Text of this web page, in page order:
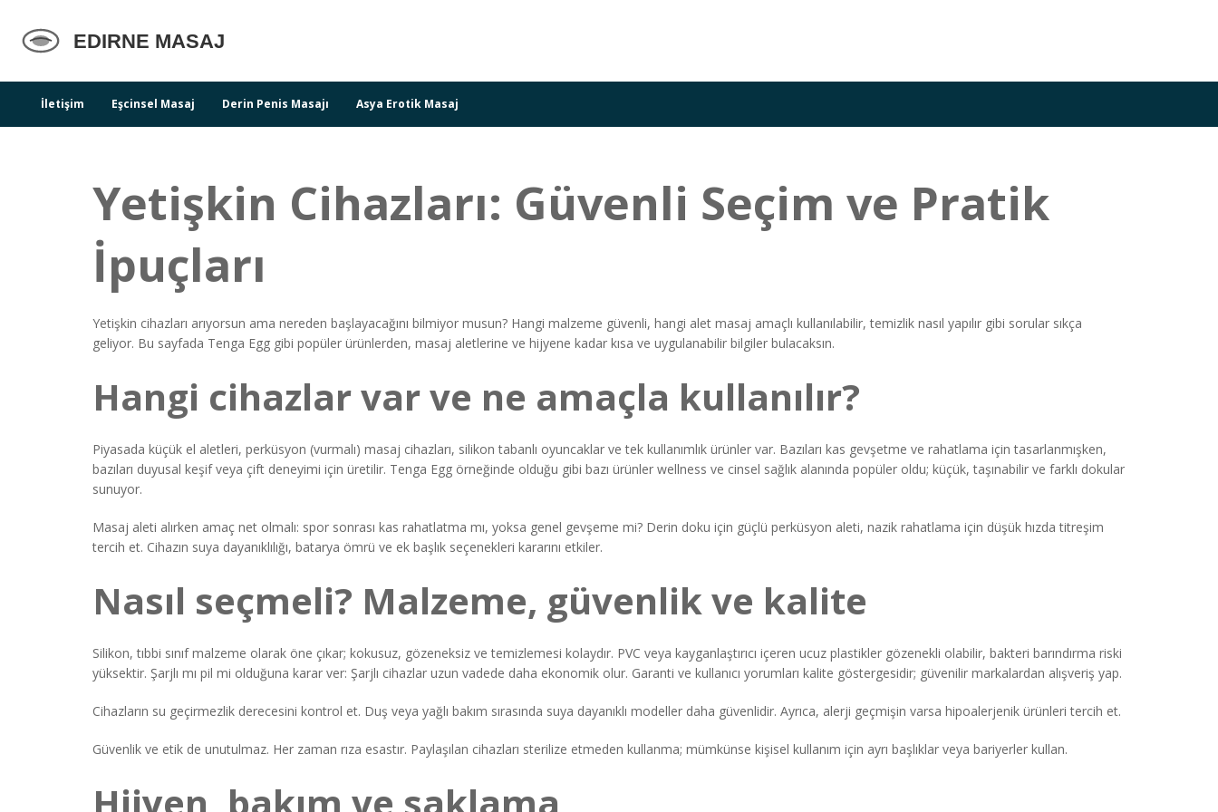
İletişim Eşcinsel Masaj Derin Penis Masajı Asya Erotik Masaj
Yetişkin Cihazları: Güvenli Seçim ve Pratik
İpuçları
Yetişkin cihazları arıyorsun ama nereden başlayacağını bilmiyor musun? Hangi malzeme güvenli, hangi alet masaj amaçlı kullanılabilir, temizlik nasıl yapılır gibi sorular sıkça
geliyor. Bu sayfada Tenga Egg gibi popüler ürünlerden, masaj aletlerine ve hijyene kadar kısa ve uygulanabilir bilgiler bulacaksın.
Hangi cihazlar var ve ne amaçla kullanılır?
Piyasada küçük el aletleri, perküsyon (vurmalı) masaj cihazları, silikon tabanlı oyuncaklar ve tek kullanımlık ürünler var. Bazıları kas gevşetme ve rahatlama için tasarlanmışken,
bazıları duyusal keşif veya çift deneyimi için üretilir. Tenga Egg örneğinde olduğu gibi bazı ürünler wellness ve cinsel sağlık alanında popüler oldu; küçük, taşınabilir ve farklı dokular
sunuyor.
Masaj aleti alırken amaç net olmalı: spor sonrası kas rahatlatma mı, yoksa genel gevşeme mi? Derin doku için güçlü perküsyon aleti, nazik rahatlama için düşük hızda titreşim
tercih et. Cihazın suya dayanıklılığı, batarya ömrü ve ek başlık seçenekleri kararını etkiler.
Nasıl seçmeli? Malzeme, güvenlik ve kalite
Silikon, tıbbi sınıf malzeme olarak öne çıkar; kokusuz, gözeneksiz ve temizlemesi kolaydır. PVC veya kayganlaştırıcı içeren ucuz plastikler gözenekli olabilir, bakteri barındırma riski
yüksektir. Şarjlı mı pil mi olduğuna karar ver: Şarjlı cihazlar uzun vadede daha ekonomik olur. Garanti ve kullanıcı yorumları kalite göstergesidir; güvenilir markalardan alışveriş yap.
Cihazların su geçirmezlik derecesini kontrol et. Duş veya yağlı bakım sırasında suya dayanıklı modeller daha güvenlidir. Ayrıca, alerji geçmişin varsa hipoalerjenik ürünleri tercih et.
Güvenlik ve etik de unutulmaz. Her zaman rıza esastır. Paylaşılan cihazları sterilize etmeden kullanma; mümkünse kişisel kullanım için ayrı başlıklar veya bariyerler kullan.